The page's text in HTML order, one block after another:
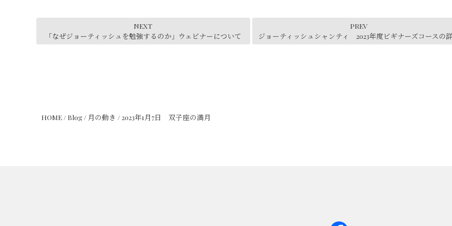
NEXT
「なぜジョーティッシュを勉強するのか」ウェビナーについて
PREV
ジョーティッシュシャンティ 2023年度ビギナーズコースの
HOME / Blog / 月の動き /2023年1月7日 双子座の満月